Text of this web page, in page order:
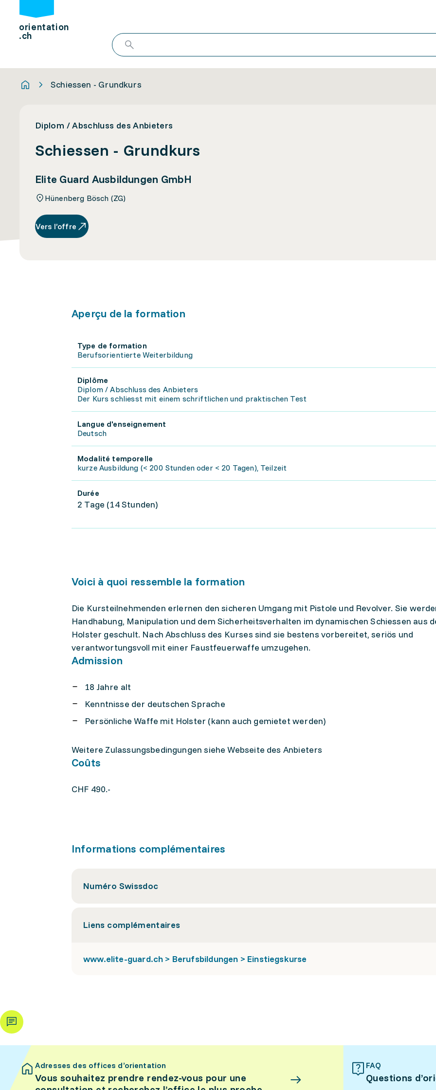
orientation
.ch
Schiessen - Grundkurs
Diplom / Abschluss des Anbieters
Schiessen - Grundkurs
Elite Guard Ausbildungen GmbH
Hünenberg Bösch (ZG)
Vers l’offre
Aperçu de la formation
Type de formation
Berufsorientierte Weiterbildung
Diplôme
Diplom / Abschluss des Anbieters
Der Kurs schliesst mit einem schriftlichen und praktischen Test
Langue d'enseignement
Deutsch
Modalité temporelle
kurze Ausbildung (< 200 Stunden oder < 20 Tagen), Teilzeit
Durée
2 Tage (14 Stunden)
Voici à quoi ressemble la formation
Die Kursteilnehmenden erlernen den sicheren Umgang mit Pistole und Revolver. Sie
Handhabung, Manipulation und dem Sicherheitsverhalten im dynamischen Schiessen aus
Holster geschult. Nach Abschluss des Kurses sind sie bestens vorbereitet, seriös und
verantwortungsvoll mit einer Faustfeuerwaffe umzugehen.
Admission
18 Jahre alt
Kenntnisse der deutschen Sprache
Persönliche Waffe mit Holster (kann auch gemietet werden)
Weitere Zulassungsbedingungen siehe Webseite des Anbieters
Coûts
CHF 490.-
Informations complémentaires
Numéro Swissdoc
Liens complémentaires
www.elite-guard.ch > Berufsbildungen > Einstiegskurse
Adresses des offices d’orientation
Vous souhaitez prendre rendez-vous pour une
FAQ
Questions